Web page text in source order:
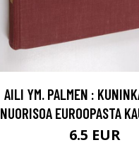
AILI YM. PALMEN :
NUORISOA EUROOPASTA
6.5 EUR